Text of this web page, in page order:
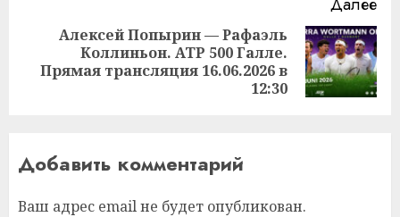
Следующая
запись:
Алексей Попырин — Рафаэль
Коллиньон. ATP 500 Галле.
Прямая трансляция 16.06.2026 в
12:30
Добавить комментарий
Ваш адрес email не будет опубликован.